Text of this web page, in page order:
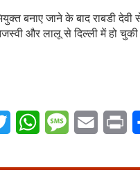
बनाए जाने के बाद राबडी
और लालू से दिल्ली में हो चुकी
TwitterWhatsAppMessageEmail